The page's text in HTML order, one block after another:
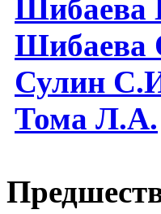
Шибаева
Сулин
Тома Л.А.